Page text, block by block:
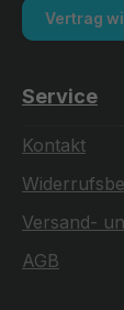
Vertrag
Service
Kontakt
Versand-
AGB